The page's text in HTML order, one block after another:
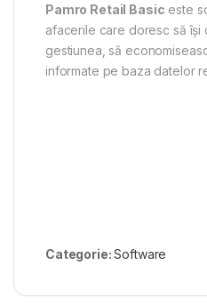
Pamro Retail Basic este
afacerile care doresc să
gestiunea, să
informate pe baza datelor
Categorie:Software